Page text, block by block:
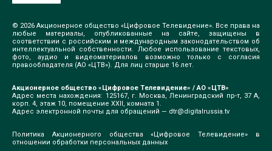
© 2026 Акционерное общество «Цифровое Телевидение». Все права на
любые материалы, опубликованные на сайте, защищены в
соответствии с российским и международным законодательством об
интеллектуальной собственности. Любое использование текстовых,
фото, аудио и видеоматериалов возможно только с согласия
правообладателя (АО «ЦТВ»). Для лиц старше 16 лет.
Акционерное общество «Цифровое Телевидение» / АО «ЦТВ»
Адрес места нахождения: 125167, г. Москва, Ленинградский пр-т, 37 А,
корп. 4, этаж 10, помещение XXII, комната 1.
Адрес электронной почты для обращений — dtr@digitalrussia.tv
Политика Акционерного общества «Цифровое Телевидение» в
отношении обработки персональных данных